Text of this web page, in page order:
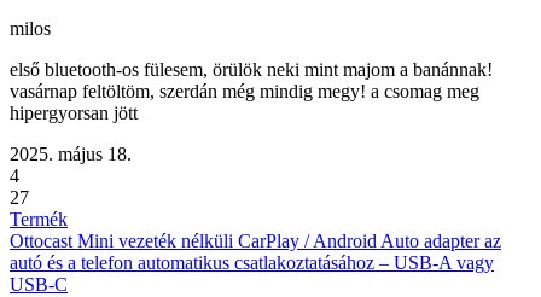
milos
első bluetooth-os fülesem, örülök neki mint majom a banánnak!
vasárnap feltöltöm, szerdán még mindig megy! a csomag meg
hipergyorsan jött
2025. május 18.
4
27
Termék
Ottocast Mini vezeték nélküli CarPlay / Android Auto adapter az
autó és a telefon automatikus csatlakoztatásához – USB-A vagy
USB-C